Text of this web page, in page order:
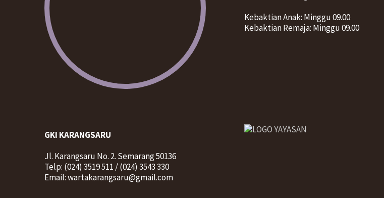
GKI KARANGSARU
Jl. Karangsaru No. 2. Semarang 50136
Telp: (024) 3519 511 / (024) 3543 330
Email: wartakarangsaru@gmail.com
Kebaktian Anak: Minggu 09.00
Kebaktian Remaja: Minggu 09.00